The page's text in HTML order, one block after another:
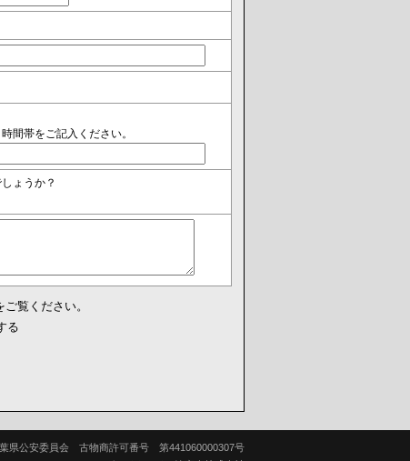
間帯をご記入ください。
ょうか？
ご覧ください。
る
県公安委員会 古物商許可番号 第441060000307号